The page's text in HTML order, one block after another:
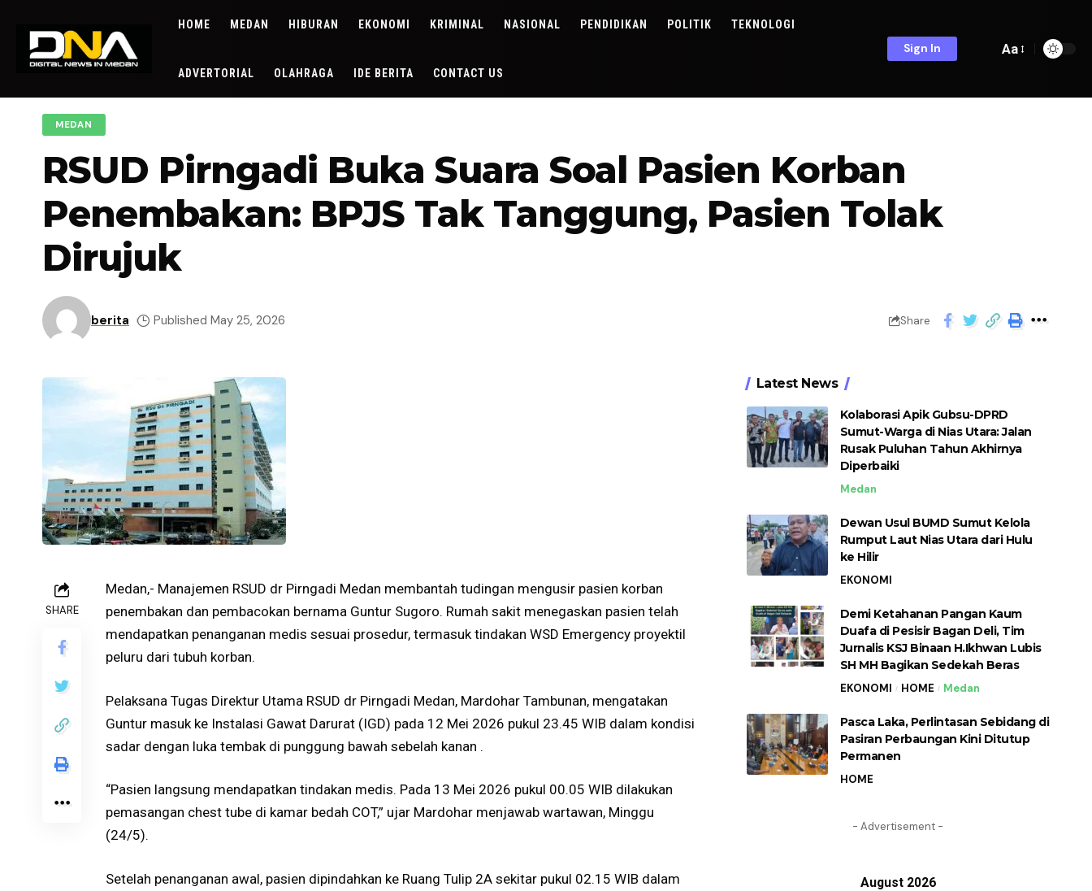
HOME MEDAN HIBURAN EKONOMI KRIMINAL NASIONAL PENDIDIKAN POLITIK TEKNOLOGI
ADVERTORIAL OLAHRAGA IDE BERITA CONTACT US
Sign In Aa
MEDAN
RSUD Pirngadi Buka Suara Soal Pasien Korban
Penembakan: BPJS Tak Tanggung, Pasien Tolak
Dirujuk
berita Published May 25, 2026 Share
SHARE
Medan,- Manajemen RSUD dr Pirngadi Medan membantah tudingan mengusir pasien korban
penembakan dan pembacokan bernama Guntur Sugoro. Rumah sakit menegaskan pasien telah
mendapatkan penanganan medis sesuai prosedur, termasuk tindakan WSD Emergency proyektil
peluru dari tubuh korban.
Pelaksana Tugas Direktur Utama RSUD dr Pirngadi Medan, Mardohar Tambunan, mengatakan
Guntur masuk ke Instalasi Gawat Darurat (IGD) pada 12 Mei 2026 pukul 23.45 WIB dalam kondisi
sadar dengan luka tembak di punggung bawah sebelah kanan .
“Pasien langsung mendapatkan tindakan medis. Pada 13 Mei 2026 pukul 00.05 WIB dilakukan
pemasangan chest tube di kamar bedah COT,” ujar Mardohar menjawab wartawan, Minggu
(24/5).
Setelah penanganan awal, pasien dipindahkan ke Ruang Tulip 2A sekitar pukul 02.15 WIB dalam
Latest News
Kolaborasi Apik Gubsu-DPRD
Sumut-Warga di Nias Utara: Jalan
Rusak Puluhan Tahun Akhirnya
Diperbaiki
Medan
Dewan Usul BUMD Sumut Kelola
Rumput Laut Nias Utara dari Hulu
ke Hilir
EKONOMI
Demi Ketahanan Pangan Kaum
Duafa di Pesisir Bagan Deli, Tim
Jurnalis KSJ Binaan H.Ikhwan Lubis
SH MH Bagikan Sedekah Beras
EKONOMI HOME Medan
Pasca Laka, Perlintasan Sebidang di
Pasiran Perbaungan Kini Ditutup
Permanen
HOME
- Advertisement -
August 2026